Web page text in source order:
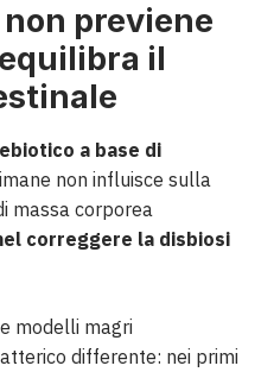
previene
il
a base di
non influisce sulla
massa corporea
correggere la disbiosi
e modelli magri
differente: nei primi